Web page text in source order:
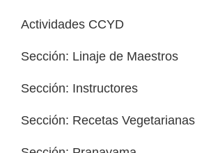
Actividades CCYD
Sección: Linaje de Maestros
Sección: Instructores
Sección: Recetas Vegetarianas